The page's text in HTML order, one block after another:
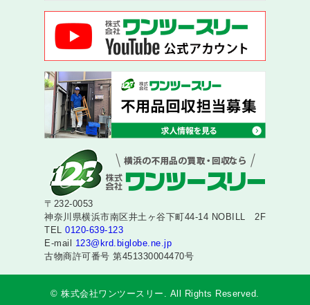
〒232-0053
神奈川県横浜市南区井土ヶ谷下町44-14 NOBILL 2F
TEL 0120-639-123
E-mail 123@krd.biglobe.ne.jp
古物商許可番号 第451330004470号
© 株式会社ワンツースリー. All Rights Reserved.